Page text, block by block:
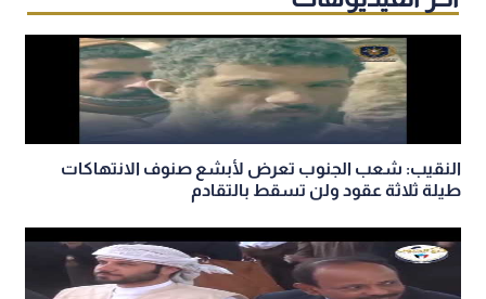
النقيب: شعب الجنوب تعرض لأبشع صنوف الانتهاكات
طيلة ثلاثة عقود ولن تسقط بالتقادم